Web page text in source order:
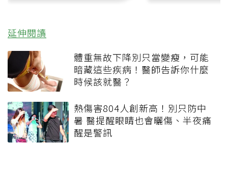
延伸閱讀
體重無故下降別只當變瘦，可能
暗藏這些疾病！醫師告訴你什麼
時候該就醫？
熱傷害804人創新高！別只防中
暑 醫提醒眼睛也會曬傷、半夜痛
醒是警訊